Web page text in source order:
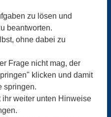
zu lösen und
beantworten.
ohne dabei zu
Frage nicht mag, der
klicken und damit
springen.
ihr weiter unten Hinweise